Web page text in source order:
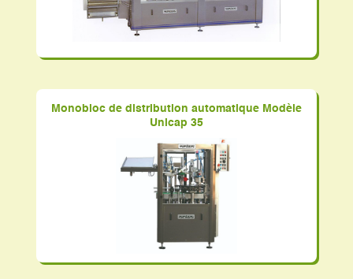
Monobloc de distribution automatique Modèle
Unicap 35